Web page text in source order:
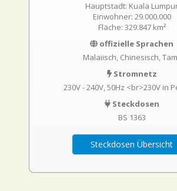
Hauptstadt: Kuala
Einwohner: 29.000.000
Fläche: 329.847 km²
offizielle Sprachen
Malaiisch, Chinesisch,
Stromnetz
230V - 240V, 50Hz <br>230V in
Steckdosen
BS 1363
Steckdosen Übersicht